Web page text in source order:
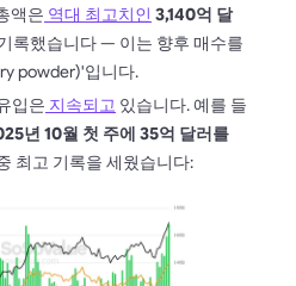
액은 역대 최고치인 3,140억 달
록했습니다 — 이는 향후 매수를
powder)'입니다.
입은 지속되고 있습니다. 예를 들
년 10월 첫 주에 35억 달러를
최고 기록을 세웠습니다: